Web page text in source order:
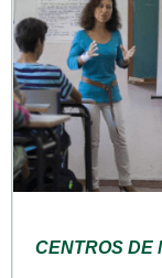
CENTROS DE